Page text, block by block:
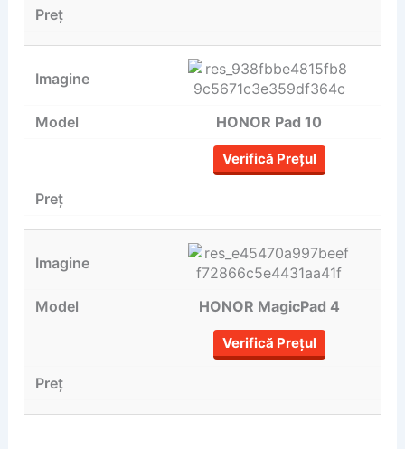
HONOR Pad 10
Verifică Prețul
HONOR MagicPad 4
Verifică Prețul